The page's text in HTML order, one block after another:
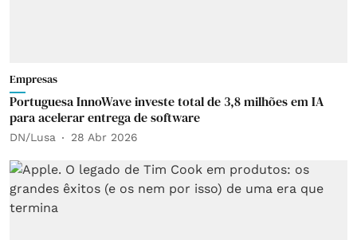
Empresas
Portuguesa InnoWave investe total de 3,8 milhões em IA
para acelerar entrega de software
DN/Lusa 28 Abr 2026